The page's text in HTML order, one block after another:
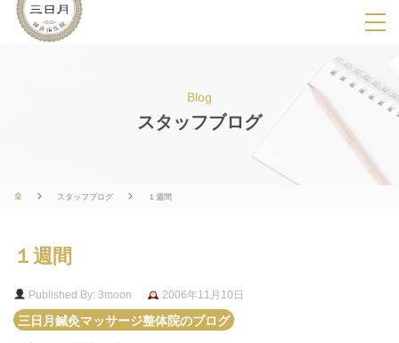
SPメニ
ー
展
用
ボ
Blog
スタッフブログ
スタッフブログ １週間
１週間
Published By: 3moon
2006年11月10日
三日月鍼灸マッサージ整体院のブログ